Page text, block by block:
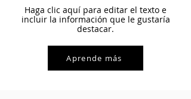
Haga clic aquí para editar el texto e
incluir la información que le gustaría
destacar.
Aprende más